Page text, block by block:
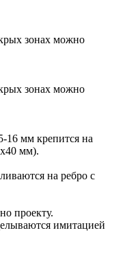
зонах можно
зонах можно
16 мм крепится на
мм).
на ребро с
проекту.
имитацией